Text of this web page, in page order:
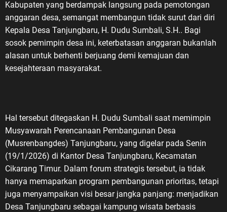
Kabupaten yang berdampak langsung pada pemotongan
anggaran desa, semangat membangun tidak surut dari diri
Kepala Desa Tanjungbaru, H. Dudu Sumbali, S.H.. Bagi
sosok pemimpin desa ini, keterbatasan anggaran bukanlah
alasan untuk berhenti berjuang demi kemajuan dan
kesejahteraan masyarakat.
Hal tersebut ditegaskan H. Dudu Sumbali saat memimpin
Musyawarah Perencanaan Pembangunan Desa
(Musrenbangdes) Tanjungbaru, yang digelar pada Senin
(19/1/2026) di Kantor Desa Tanjungbaru, Kecamatan
Cikarang Timur. Dalam forum strategis tersebut, ia tidak
hanya memaparkan program pembangunan prioritas, tetapi
juga menyampaikan visi besar jangka panjang: menjadikan
Desa Tanjungbaru sebagai kampung wisata berbasis